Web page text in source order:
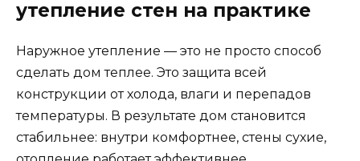
утепление стен на практике
Наружное утепление — это не просто способ
сделать дом теплее. Это защита всей
конструкции от холода, влаги и перепадов
температуры. В результате дом становится
стабильнее: внутри комфортнее, стены сухие,